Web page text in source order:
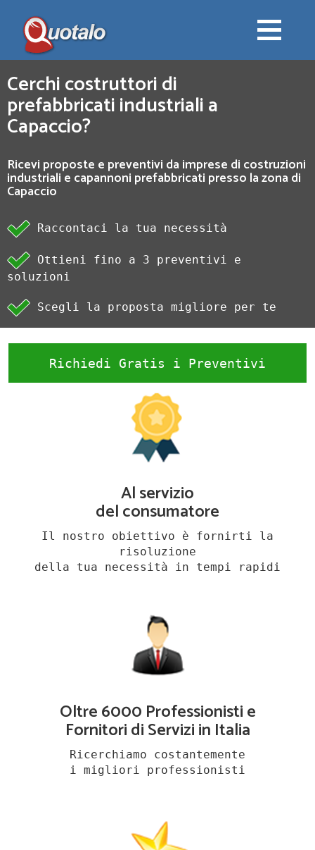
Cerchi costruttori di
prefabbricati industriali a
Capaccio?
Ricevi proposte e preventivi da imprese di costruzioni
industriali e capannoni prefabbricati presso la zona di
Capaccio
Raccontaci la tua necessità
Ottieni fino a 3 preventivi e
soluzioni
Scegli la proposta migliore per te
Richiedi Gratis i Preventivi
Al servizio
del consumatore
Il nostro obiettivo è fornirti la
risoluzione
della tua necessità in tempi rapidi
Oltre 6000 Professionisti e
Fornitori di Servizi in Italia
Ricerchiamo costantemente
i migliori professionisti